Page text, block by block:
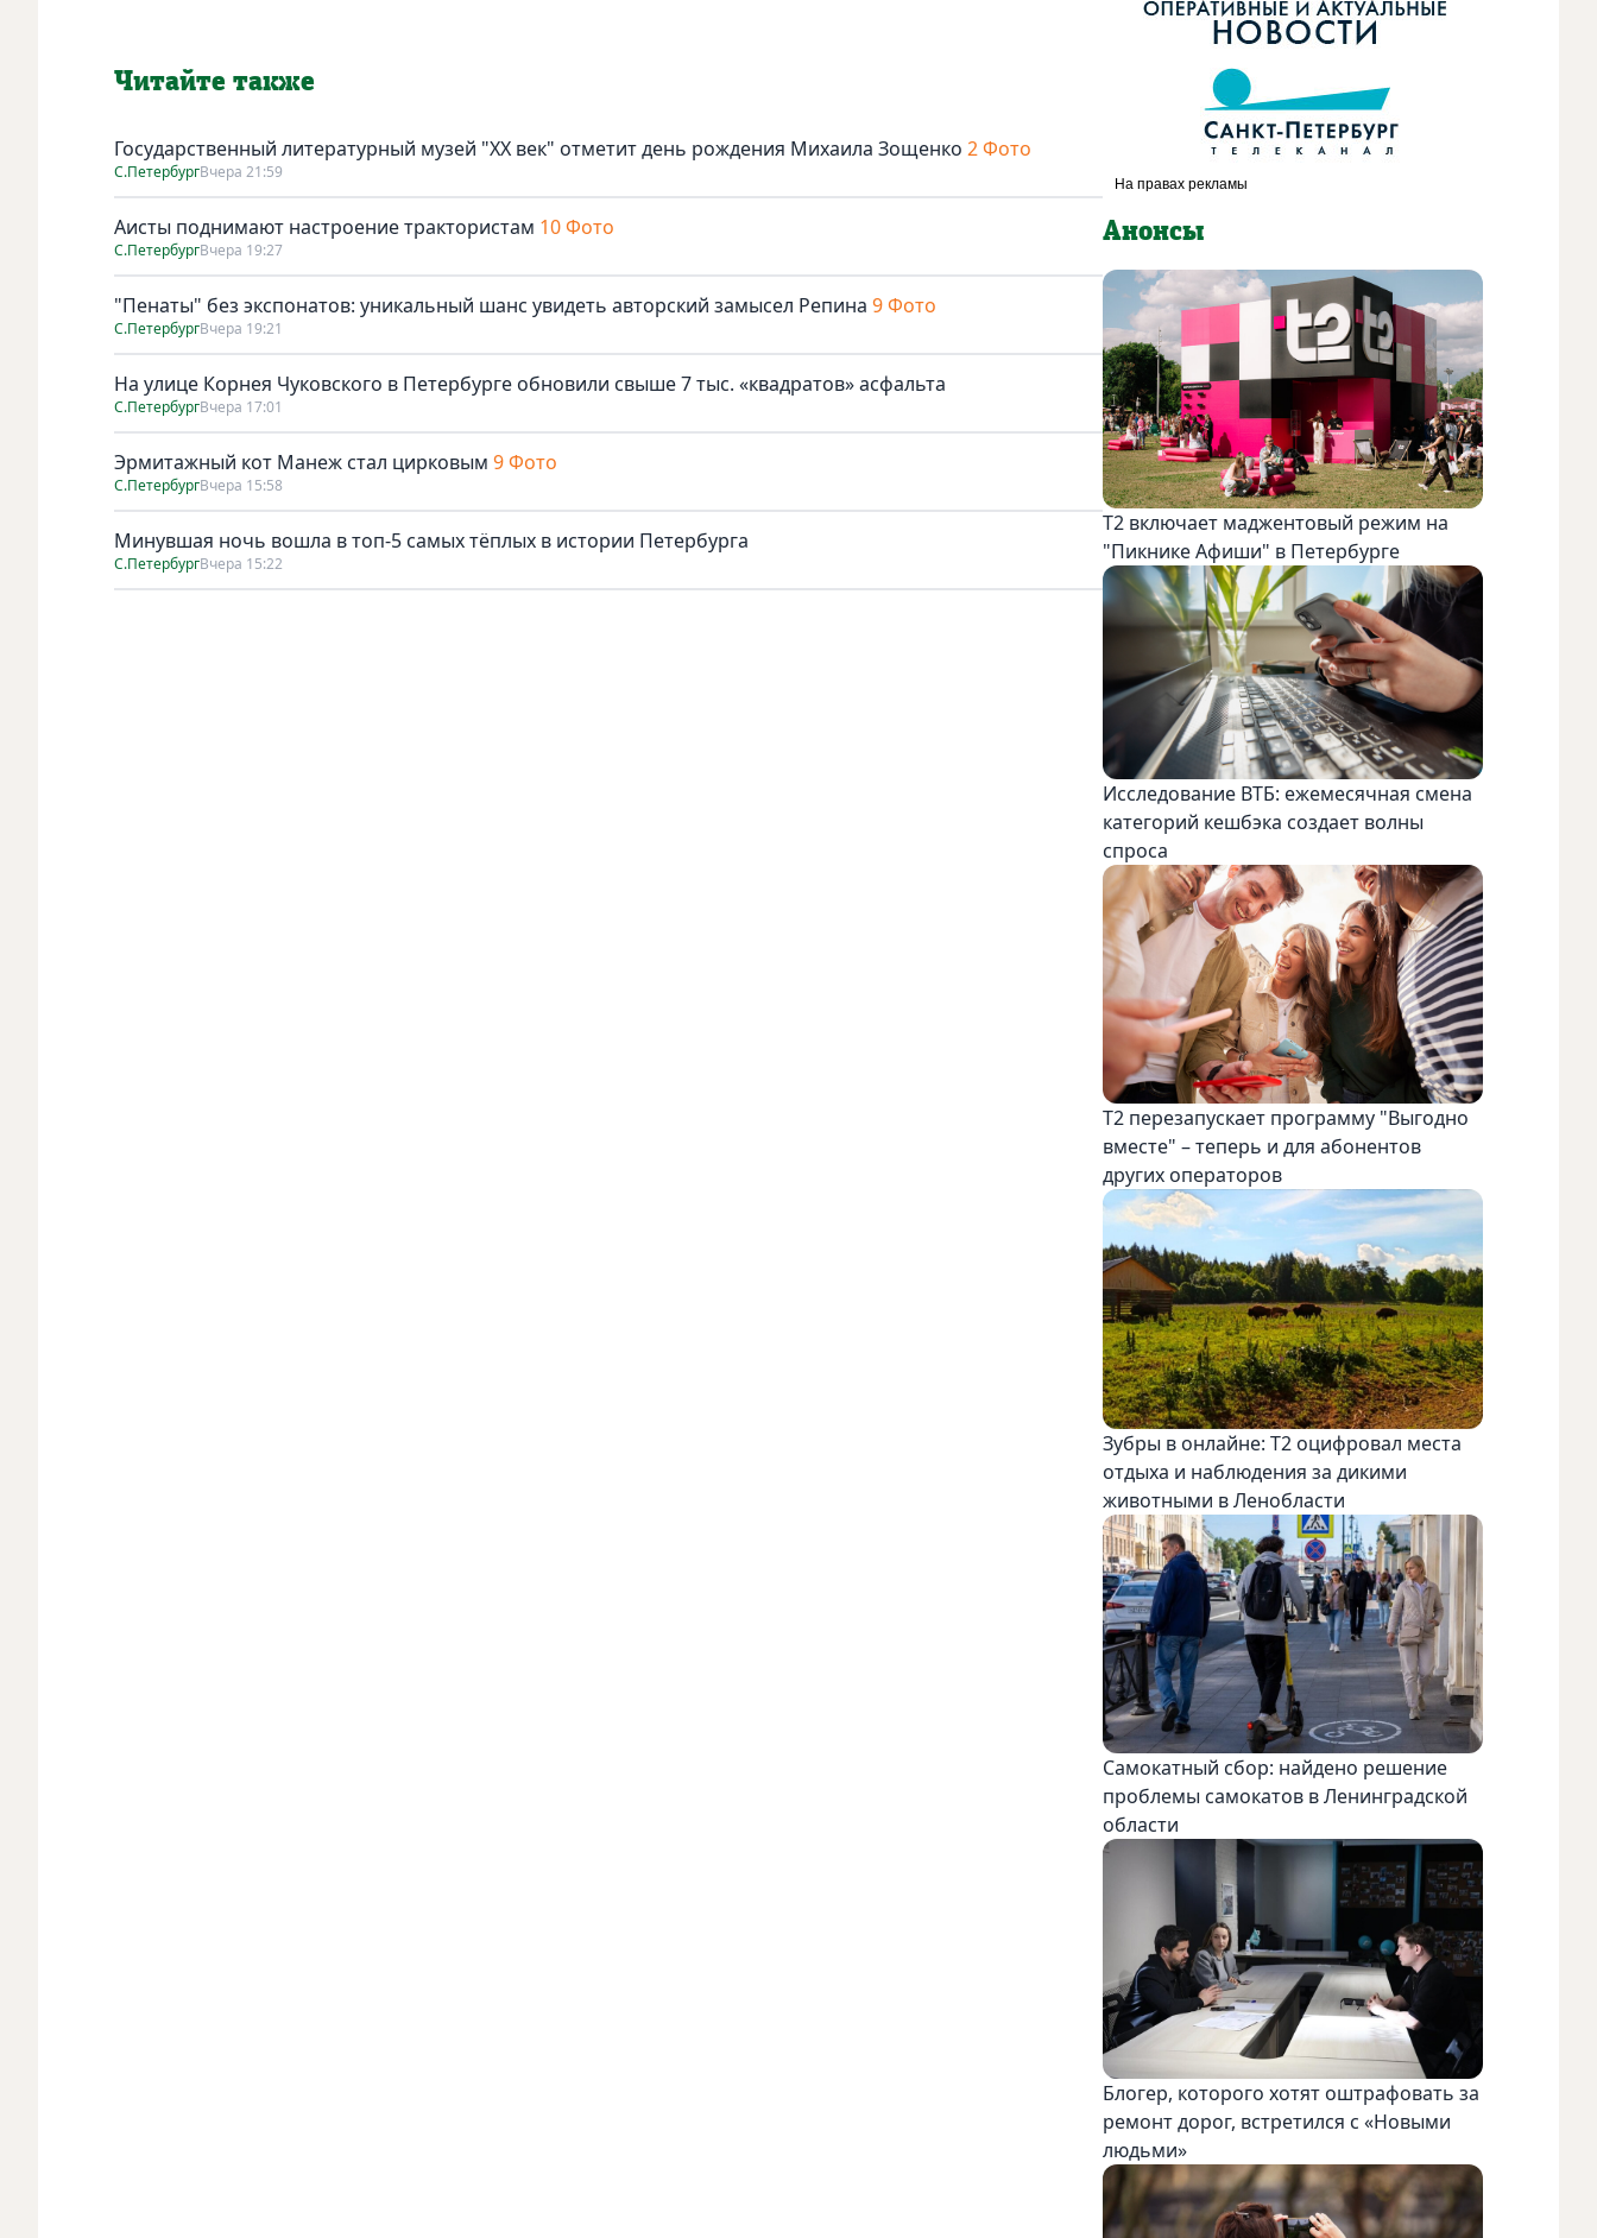
Читайте также
Государственный литературный музей "ХХ век" отметит день рождения Михаила Зощенко 2 Фото
С.ПетербургВчера 21:59
Аисты поднимают настроение трактористам 10 Фото
С.ПетербургВчера 19:27
"Пенаты" без экспонатов: уникальный шанс увидеть авторский замысел Репина 9 Фото
С.ПетербургВчера 19:21
На улице Корнея Чуковского в Петербурге обновили свыше 7 тыс. «квадратов» асфальта
С.ПетербургВчера 17:01
Эрмитажный кот Манеж стал цирковым 9 Фото
С.ПетербургВчера 15:58
Минувшая ночь вошла в топ-5 самых тёплых в истории Петербурга
С.ПетербургВчера 15:22
Анонсы
Т2 включает маджентовый режим на
"Пикнике Афиши" в Петербурге
Исследование ВТБ: ежемесячная смена
категорий кешбэка создает волны
спроса
Т2 перезапускает программу "Выгодно
вместе" – теперь и для абонентов
других операторов
Зубры в онлайне: Т2 оцифровал места
отдыха и наблюдения за дикими
животными в Ленобласти
Самокатный сбор: найдено решение
проблемы самокатов в Ленинградской
области
Блогер, которого хотят оштрафовать за
ремонт дорог, встретился с «Новыми
людьми»